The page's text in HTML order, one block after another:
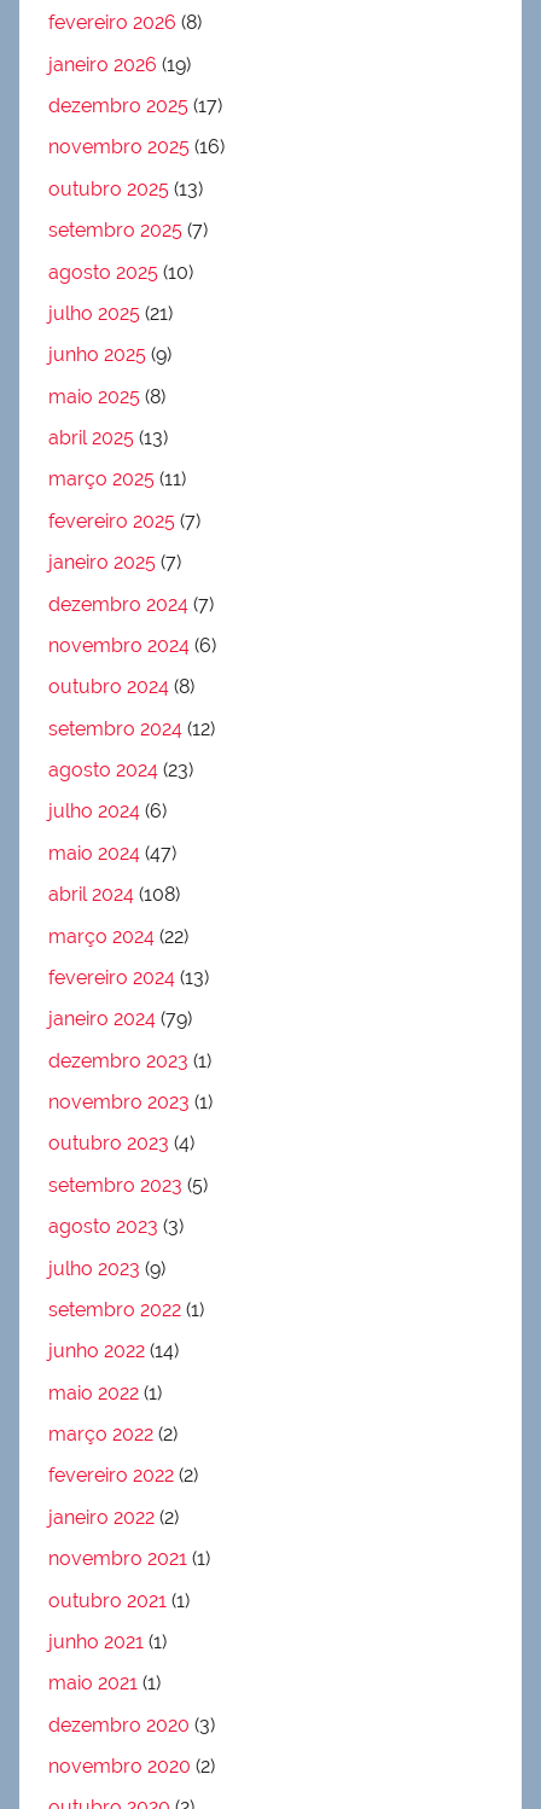
fevereiro 2026 (8)
janeiro 2026 (19)
dezembro 2025 (17)
novembro 2025 (16)
outubro 2025 (13)
setembro 2025 (7)
agosto 2025 (10)
julho 2025 (21)
junho 2025 (9)
maio 2025 (8)
abril 2025 (13)
março 2025 (11)
fevereiro 2025 (7)
janeiro 2025 (7)
dezembro 2024 (7)
novembro 2024 (6)
outubro 2024 (8)
setembro 2024 (12)
agosto 2024 (23)
julho 2024 (6)
maio 2024 (47)
abril 2024 (108)
março 2024 (22)
fevereiro 2024 (13)
janeiro 2024 (79)
dezembro 2023 (1)
novembro 2023 (1)
outubro 2023 (4)
setembro 2023 (5)
agosto 2023 (3)
julho 2023 (9)
setembro 2022 (1)
junho 2022 (14)
maio 2022 (1)
março 2022 (2)
fevereiro 2022 (2)
janeiro 2022 (2)
novembro 2021 (1)
outubro 2021 (1)
junho 2021 (1)
maio 2021 (1)
dezembro 2020 (3)
novembro 2020 (2)